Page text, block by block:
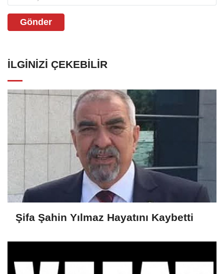
Gönder
İLGINIZI ÇEKEBILIR
Şifa Şahin Yılmaz Hayatını Kaybetti